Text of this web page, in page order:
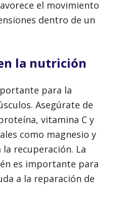
el movimiento
dentro de un
la nutrición
para la
Asegúrate de
vitamina C y
como magnesio y
recuperación. La
es importante para
a la reparación de